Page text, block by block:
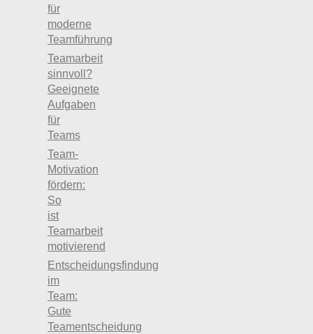
für
moderne
Teamführung
Teamarbeit
sinnvoll?
Geeignete
Aufgaben
für
Teams
Team-
Motivation
fördern:
So
ist
Teamarbeit
motivierend
Entscheidungsfindung
im
Team:
Gute
Teamentscheidung